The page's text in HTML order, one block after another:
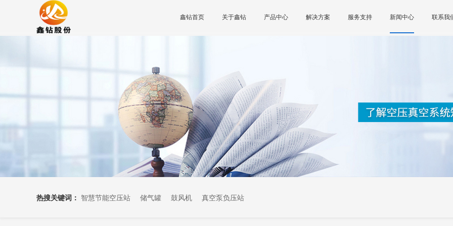
鑫钻首页 关于鑫钻 产品中心 解决方案 服务支持 新闻中心 联系我
热搜关键词： 智慧节能空压站 储气罐 鼓风机 真空泵负压站